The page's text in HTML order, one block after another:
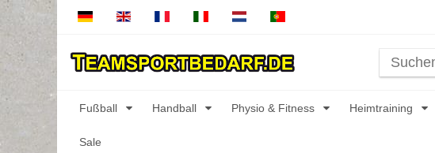
Fußball Handball Physio & Fitness Heimtraining
Sale